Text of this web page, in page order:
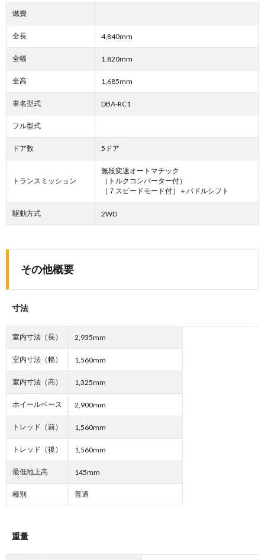
燃費
全長 4,840mm
全幅 1,820mm
全高 1,685mm
車名型式 DBA-RC1
フル型式
ドア数 5ドア
トランスミッション
無段変速オートマチック
（トルクコンバーター付）
［７スピードモード付］＋パドルシフト
駆動方式 2WD
その他概要
寸法
室内寸法（長） 2,935mm
室内寸法（幅） 1,560mm
室内寸法（高） 1,325mm
ホイールベース 2,900mm
トレッド（前） 1,560mm
トレッド（後） 1,560mm
最低地上高 145mm
種別 普通
重量